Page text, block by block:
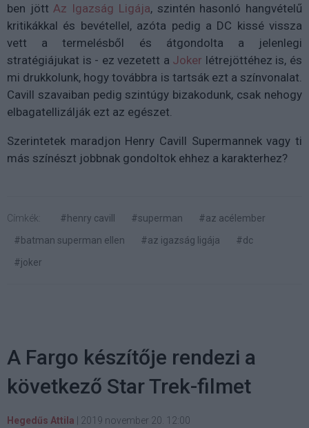
ben jött Az Igazság Ligája, szintén hasonló hangvételű
kritikákkal és bevétellel, azóta pedig a DC kissé vissza
vett a termelésből és átgondolta a jelenlegi
stratégiájukat is - ez vezetett a Joker létrejöttéhez is, és
mi drukkolunk, hogy továbbra is tartsák ezt a színvonalat.
Cavill szavaiban pedig szintúgy bizakodunk, csak nehogy
elbagatellizálják ezt az egészet.
Szerintetek maradjon Henry Cavill Supermannek vagy ti
más színészt jobbnak gondoltok ehhez a karakterhez?
Címkék: #henry cavill #superman
#az acélember
#batman superman ellen
#az igazság ligája
#dc
#joker
A Fargo készítője rendezi a
következő Star Trek-filmet
Hegedűs Attila 2019 november 20. 12:00